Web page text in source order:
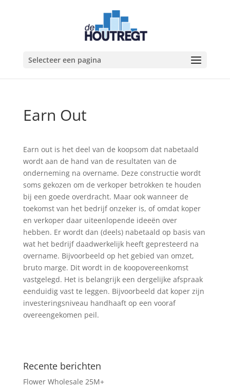
Selecteer een pagina
Earn Out
Earn out is het deel van de koopsom dat nabetaald
wordt aan de hand van de resultaten van de
onderneming na overname. Deze constructie wordt
soms gekozen om de verkoper betrokken te houden
bij een goede overdracht. Maar ook wanneer de
toekomst van het bedrijf onzeker is, of omdat koper
en verkoper daar uiteenlopende ideeën over
hebben. Er wordt dan (deels) nabetaald op basis van
wat het bedrijf daadwerkelijk heeft gepresteerd na
overname. Bijvoorbeeld op het gebied van omzet,
bruto marge. Dit wordt in de koopovereenkomst
vastgelegd. Het is belangrijk een dergelijke afspraak
eenduidig vast te leggen. Bijvoorbeeld dat koper zijn
investeringsniveau handhaaft op een vooraf
overeengekomen peil.
Recente berichten
Flower Wholesale 25M+